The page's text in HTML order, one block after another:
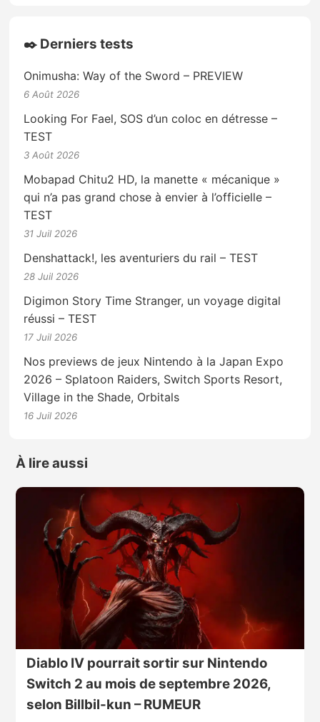
✒️ Derniers tests
Onimusha: Way of the Sword – PREVIEW
6 Août 2026
Looking For Fael, SOS d’un coloc en détresse –
TEST
3 Août 2026
Mobapad Chitu2 HD, la manette « mécanique »
qui n’a pas grand chose à envier à l’officielle –
TEST
31 Juil 2026
Denshattack!, les aventuriers du rail – TEST
28 Juil 2026
Digimon Story Time Stranger, un voyage digital
réussi – TEST
17 Juil 2026
Nos previews de jeux Nintendo à la Japan Expo
2026 – Splatoon Raiders, Switch Sports Resort,
Village in the Shade, Orbitals
16 Juil 2026
À lire aussi
Diablo IV pourrait sortir sur Nintendo
Switch 2 au mois de septembre 2026,
selon Billbil-kun – RUMEUR